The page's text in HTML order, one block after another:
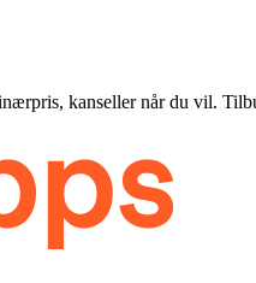
kanseller når du vil.